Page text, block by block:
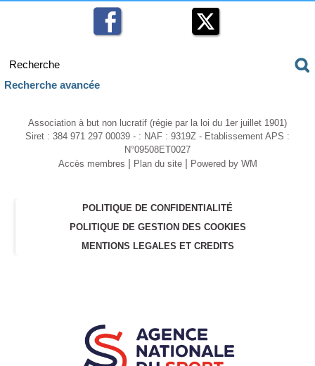
Recherche avancée
Association à but non lucratif (régie par la loi du 1er juillet 1901)
Siret : 384 971 297 00039 - : NAF : 9319Z - Etablissement APS :
N°09508ET0027
Accès membres | Plan du site | Powered by WM
POLITIQUE DE CONFIDENTIALITÉ
POLITIQUE DE GESTION DES COOKIES
MENTIONS LEGALES ET CREDITS